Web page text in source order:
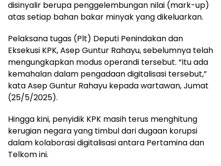
disinyalir berupa penggelembungan nilai (mark-up)
atas setiap bahan bakar minyak yang dikeluarkan.
Pelaksana tugas (Plt) Deputi Penindakan dan
Eksekusi KPK, Asep Guntur Rahayu, sebelumnya telah
mengungkapkan modus operandi tersebut. “Itu ada
kemahalan dalam pengadaan digitalisasi tersebut,”
kata Asep Guntur Rahayu kepada wartawan, Jumat
(25/5/2025).
Hingga kini, penyidik KPK masih terus menghitung
kerugian negara yang timbul dari dugaan korupsi
dalam kolaborasi digitalisasi antara Pertamina dan
Telkom ini.